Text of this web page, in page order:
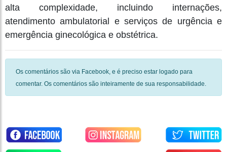
alta complexidade, incluindo internações,
atendimento ambulatorial e serviços de urgência e
emergência ginecológica e obstétrica.
Os comentários são via Facebook, e é preciso estar logado para
comentar. Os comentários são inteiramente de sua responsabilidade.